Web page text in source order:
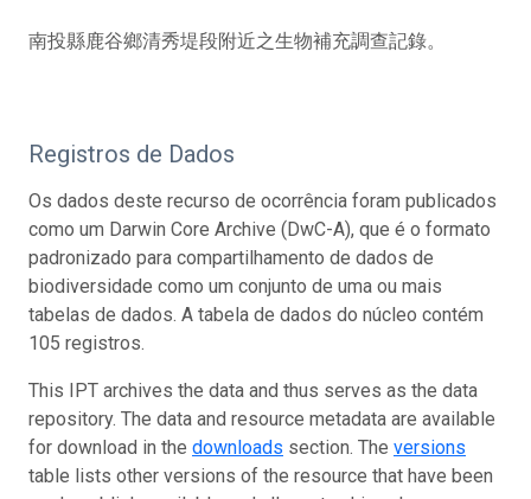
南投縣鹿谷鄉清秀堤段附近之生物補充調查記錄。
Registros de Dados
Os dados deste recurso de ocorrência foram publicados
como um Darwin Core Archive (DwC-A), que é o formato
padronizado para compartilhamento de dados de
biodiversidade como um conjunto de uma ou mais
tabelas de dados. A tabela de dados do núcleo contém
105 registros.
This IPT archives the data and thus serves as the data
repository. The data and resource metadata are available
for download in the downloads section. The versions
table lists other versions of the resource that have been